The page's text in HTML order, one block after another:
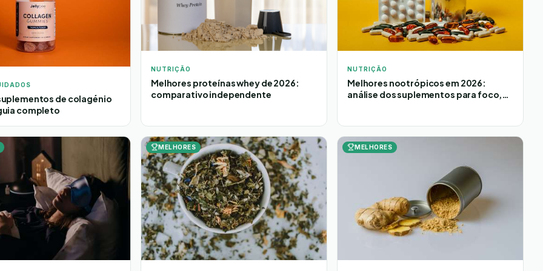
de colagénio
completo
NUTRIÇÃO
Melhores proteínas whey de 2026:
comparativo independente
NUTRIÇÃO
Melhores nootrópicos em 2026:
análise dos suplementos para foco,
MELHORES MELHORES